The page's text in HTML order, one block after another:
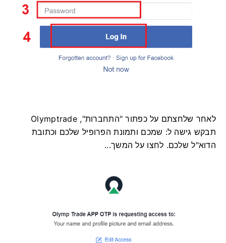
לאחר שלחצתם על כפתור "התחברות", Olymptrade
תבקש גישה ל: שמכם ותמונת הפרופיל שלכם וכתובת
הדוא"ל שלכם. לחצו על המשך...